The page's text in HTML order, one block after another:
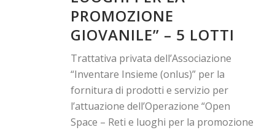
PROMOZIONE
GIOVANILE” – 5 LOTTI
Trattativa privata dell’Associazione
“Inventare Insieme (onlus)” per la
fornitura di prodotti e servizio per
l’attuazione dell’Operazione “Open
Space – Reti e luoghi per la promozione